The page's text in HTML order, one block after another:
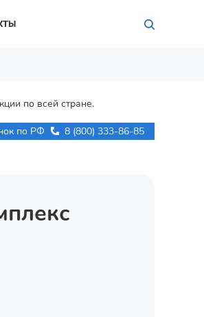
по всей стране.
по РФ 8 (800) 333-86-85